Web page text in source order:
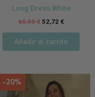
Long Dress White
65,90€ 52,72 €
Añadir al carrito
-20%